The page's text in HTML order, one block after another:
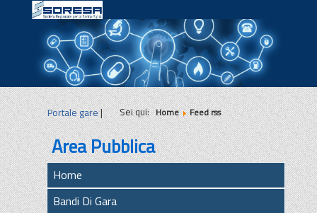
|||
Portale gare| Sei qui:Home Feed rss
Area Pubblica
Home
Bandi Di Gara